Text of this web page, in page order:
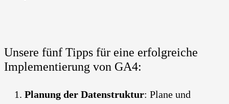
Unsere fünf Tipps für eine erfolgreiche
Implementierung von GA4:
Planung der Datenstruktur: Plane und